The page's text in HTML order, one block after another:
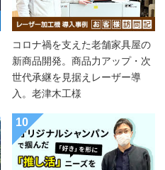
コロナ禍を支えた老舗家具屋の
新商品開発。商品力アップ・次
世代承継を見据えレーザー導
入。老津木工様
10